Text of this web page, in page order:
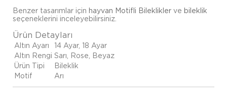
Benzer tasarımlar için hayvan Motifli Bileklikler ve bileklik
seçeneklerini inceleyebilirsiniz.
Ürün Detayları
Altın Ayarı
14 Ayar, 18 Ayar
Altın Rengi Sarı, Rose, Beyaz
Ürün Tipi
Bileklik
Motif
Arı